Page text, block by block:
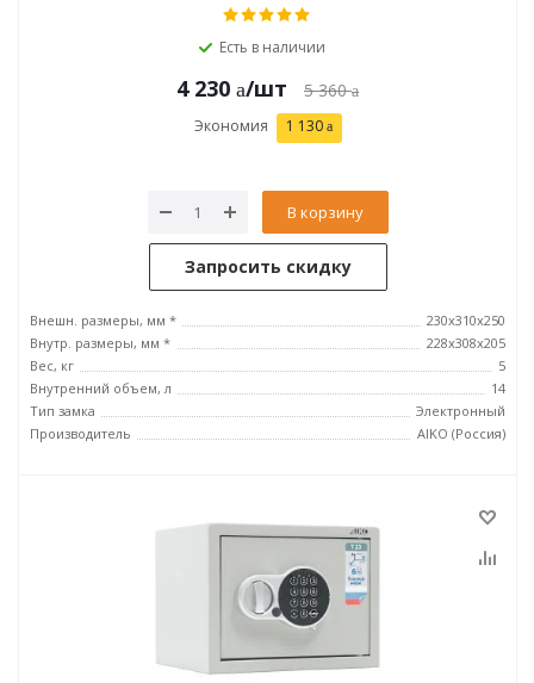
Есть в наличии
4 230 /шт 5 360
Экономия 1 130
В корзину
Запросить скидку
Внешн. размеры, мм *
230x310x250
Внутр. размеры, мм *
228x308x205
Вес, кг
5
Внутренний объем, л
14
Тип замка
Электронный
Производитель
AIKO (Россия)